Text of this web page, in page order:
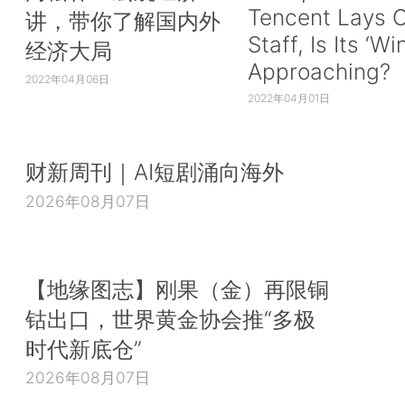
讲，带你了解国内外
经济大局
2022年04月06日
Tencent Lays
Staff, Is Its
Approaching?
2022年04月01日
财新周刊｜AI短剧涌向海外
2026年08月07日
【地缘图志】刚果（金）再限铜
钴出口，世界黄金协会推“多极
时代新底仓”
2026年08月07日